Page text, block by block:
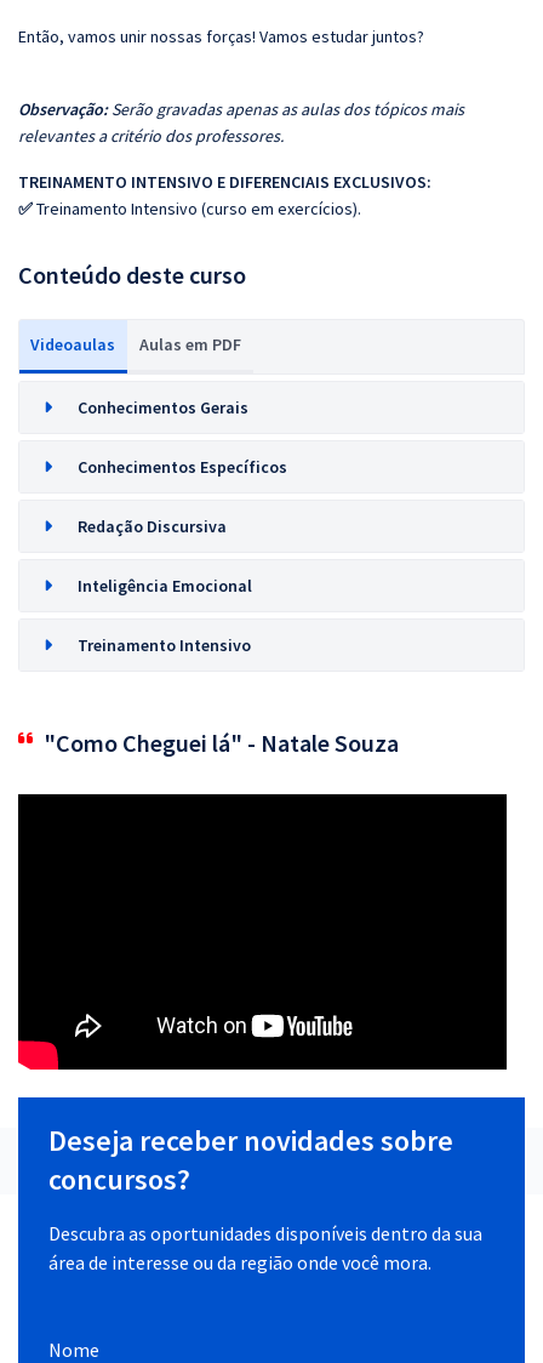
Então, vamos unir nossas forças! Vamos estudar juntos?
Observação:Serão gravadas apenas as aulas dos tópicos mais
relevantes a critério dos professores.
TREINAMENTO INTENSIVO E DIFERENCIAIS EXCLUSIVOS:
✅Treinamento Intensivo (curso em exercícios).
Conteúdo deste curso
Videoaulas Aulas em PDF
Conhecimentos Gerais
Conhecimentos Específicos
Redação Discursiva
Inteligência Emocional
Treinamento Intensivo
"Como Cheguei lá" - Natale Souza
Deseja receber novidades sobre
concursos?
Descubra as oportunidades disponíveis dentro da sua
área de interesse ou da região onde você mora.
Nome